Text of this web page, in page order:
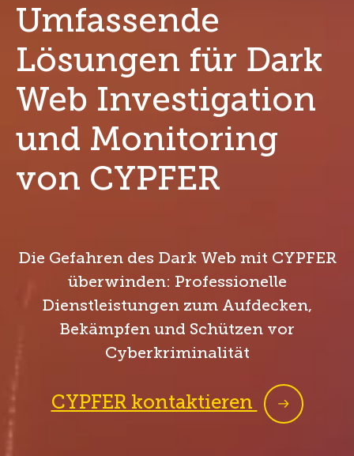
Umfassende
Lösungen für Dark
Web Investigation
und Monitoring
von CYPFER
Die Gefahren des Dark Web mit CYPFER
überwinden: Professionelle
Dienstleistungen zum Aufdecken,
Bekämpfen und Schützen vor
Cyberkriminalität
CYPFER kontaktieren